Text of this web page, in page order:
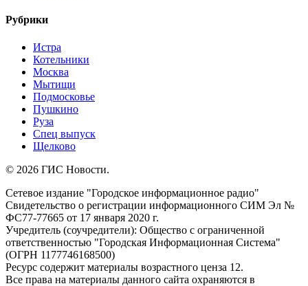
Рубрики
Истра
Котельники
Москва
Мытищи
Подмосковье
Пушкино
Руза
Спец выпуск
Щелково
© 2026 ГИС Новости.
Сетевое издание "Городское информационное радио"
Свидетельство о регистрации информационного СИМ Эл №
ФС77-77665 от 17 января 2020 г.
Учредитель (соучредители): Общество с ограниченной
ответственностью "Городская Информационная Система"
(ОГРН 1177746168500)
Ресурс содержит материалы возрастного ценза 12.
Все права на материалы данного сайта охраняются в